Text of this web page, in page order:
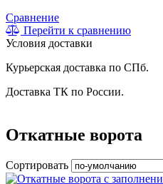
Сравнение
Перейти к сравнению
Условия доставки
Курьерская доставка по СПб.
Доставка ТК по России.
Откатные ворота
Сортировать